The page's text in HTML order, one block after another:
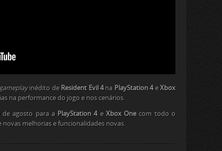
inédito de Resident Evil 4na PlayStation 4eXbox
na performance do jogo e nos cenários.
agosto para a PlayStation 4 e Xbox Onecom todo o
melhorias e funcionalidades novas.